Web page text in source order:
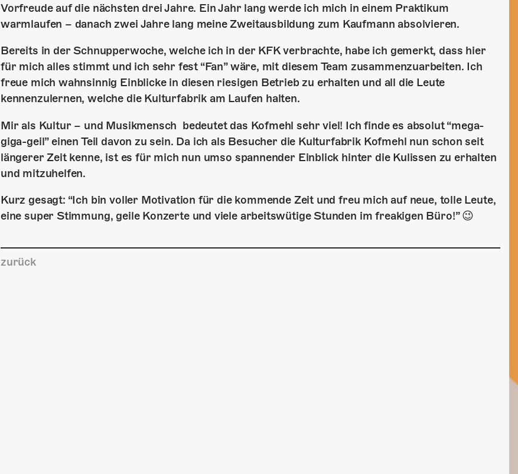
Vorfreude auf die nächsten drei Jahre. Ein Jahr lang werde ich mich in einem Praktikum
warmlaufen – danach zwei Jahre lang meine Zweitausbildung zum Kaufmann absolvieren.
Bereits in der Schnupperwoche, welche ich in der KFK verbrachte, habe ich gemerkt, dass hier
für mich alles stimmt und ich sehr fest “Fan” wäre, mit diesem Team zusammenzuarbeiten. Ich
freue mich wahnsinnig Einblicke in diesen riesigen Betrieb zu erhalten und all die Leute
kennenzulernen, welche die Kulturfabrik am Laufen halten.
Mir als Kultur – und Musikmensch bedeutet das Kofmehl sehr viel! Ich finde es absolut “mega-
giga-geil” einen Teil davon zu sein. Da ich als Besucher die Kulturfabrik Kofmehl nun schon seit
längerer Zeit kenne, ist es für mich nun umso spannender Einblick hinter die Kulissen zu erhalten
und mitzuhelfen.
Kurz gesagt: “Ich bin voller Motivation für die kommende Zeit und freu mich auf neue, tolle Leute,
eine super Stimmung, geile Konzerte und viele arbeitswütige Stunden im freakigen Büro!” 😉
zurück